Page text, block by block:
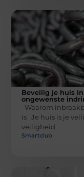
Beveilig je huis
ongewenste
Waarom
is Je huis is je
veiligheid
Smartclub